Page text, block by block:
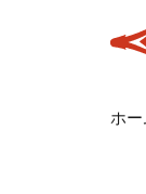
ホー